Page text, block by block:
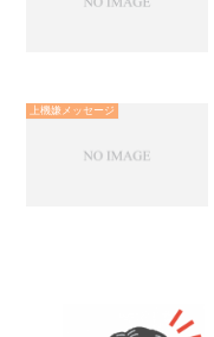
上機嫌メッセージ